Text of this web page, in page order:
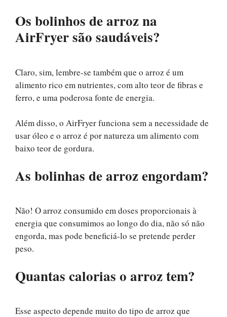
Os bolinhos de arroz na
AirFryer são saudáveis?
Claro, sim, lembre-se também que o arroz é um
alimento rico em nutrientes, com alto teor de fibras e
ferro, e uma poderosa fonte de energia.
Além disso, o AirFryer funciona sem a necessidade de
usar óleo e o arroz é por natureza um alimento com
baixo teor de gordura.
As bolinhas de arroz engordam?
Não! O arroz consumido em doses proporcionais à
energia que consumimos ao longo do dia, não só não
engorda, mas pode beneficiá-lo se pretende perder
peso.
Quantas calorias o arroz tem?
Esse aspecto depende muito do tipo de arroz que